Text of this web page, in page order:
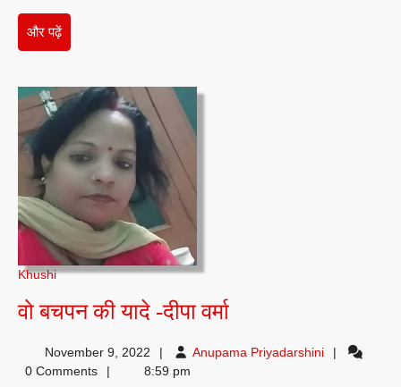
और पढ़ेंऔर
पढ़ें
Khushi
वो बचपन की यादे -दीपा वर्मावो
की
November 9, 2022 Anupama PriyadarshiniAnupama
0 Comments 8:59 pm